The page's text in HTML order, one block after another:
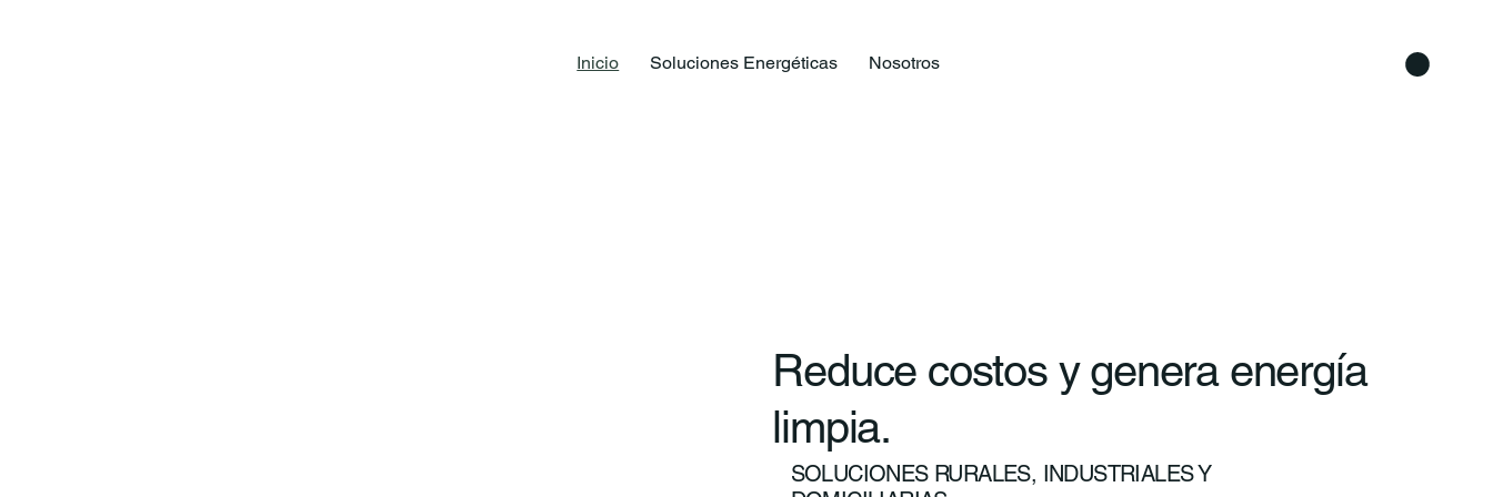
Inicio Soluciones Energéticas Nosotros
Reduce costos y genera energía
limpia.
SOLUCIONES RURALES, INDUSTRIALES Y